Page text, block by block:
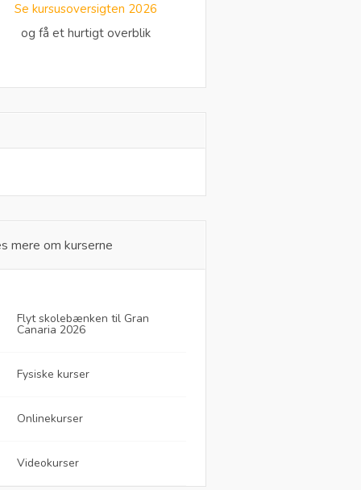
Se kursusoversigten 2026
og få et hurtigt overblik
mere om kurserne
Flyt skolebænken til Gran
Canaria 2026
Fysiske kurser
Onlinekurser
Videokurser